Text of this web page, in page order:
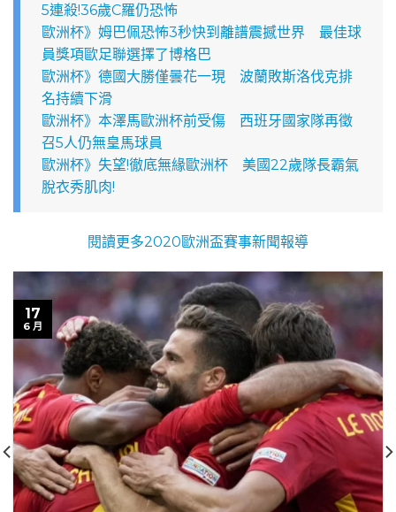
5連殺!36歲C羅仍恐怖
歐洲杯》姆巴佩恐怖3秒快到離譜震撼世界 最佳球
員獎項歐足聯選擇了博格巴
歐洲杯》德國大勝僅曇花一現 波蘭敗斯洛伐克排
名持續下滑
歐洲杯》本澤馬歐洲杯前受傷 西班牙國家隊再徵
召5人仍無皇馬球員
歐洲杯》失望!徹底無緣歐洲杯 美國22歲隊長霸氣
脫衣秀肌肉!
閱讀更多2020歐洲盃賽事新聞報導
17
6 月